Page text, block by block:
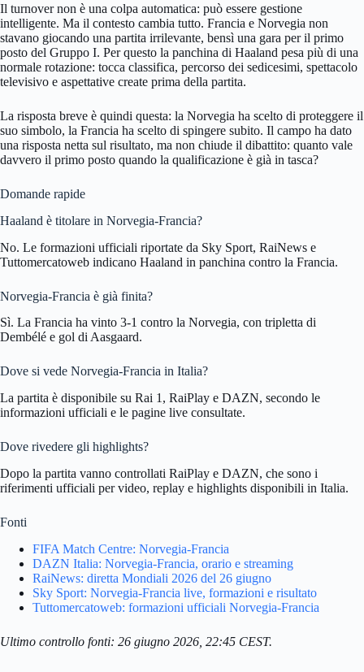
Il turnover non è una colpa automatica: può essere gestione
intelligente. Ma il contesto cambia tutto. Francia e Norvegia non
stavano giocando una partita irrilevante, bensì una gara per il primo
posto del Gruppo I. Per questo la panchina di Haaland pesa più di una
normale rotazione: tocca classifica, percorso dei sedicesimi, spettacolo
televisivo e aspettative create prima della partita.
La risposta breve è quindi questa: la Norvegia ha scelto di proteggere il
suo simbolo, la Francia ha scelto di spingere subito. Il campo ha dato
una risposta netta sul risultato, ma non chiude il dibattito: quanto vale
davvero il primo posto quando la qualificazione è già in tasca?
Domande rapide
Haaland è titolare in Norvegia-Francia?
No. Le formazioni ufficiali riportate da Sky Sport, RaiNews e
Tuttomercatoweb indicano Haaland in panchina contro la Francia.
Norvegia-Francia è già finita?
Sì. La Francia ha vinto 3-1 contro la Norvegia, con tripletta di
Dembélé e gol di Aasgaard.
Dove si vede Norvegia-Francia in Italia?
La partita è disponibile su Rai 1, RaiPlay e DAZN, secondo le
informazioni ufficiali e le pagine live consultate.
Dove rivedere gli highlights?
Dopo la partita vanno controllati RaiPlay e DAZN, che sono i
riferimenti ufficiali per video, replay e highlights disponibili in Italia.
Fonti
FIFA Match Centre: Norvegia-Francia
DAZN Italia: Norvegia-Francia, orario e streaming
RaiNews: diretta Mondiali 2026 del 26 giugno
Sky Sport: Norvegia-Francia live, formazioni e risultato
Tuttomercatoweb: formazioni ufficiali Norvegia-Francia
Ultimo controllo fonti: 26 giugno 2026, 22:45 CEST.